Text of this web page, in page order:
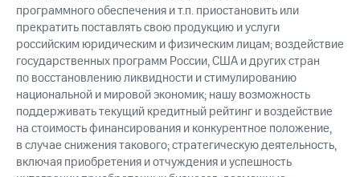
программного обеспечения и т.п. приостановить или
прекратить поставлять свою продукцию и услуги
российским юридическим и физическим лицам; воздействие
государственных программ России, США и других стран
по восстановлению ликвидности и стимулированию
национальной и мировой экономик; нашу возможность
поддерживать текущий кредитный рейтинг и воздействие
на стоимость финансирования и конкурентное положение,
в случае снижения такового; стратегическую деятельность,
включая приобретения и отчуждения и успешность